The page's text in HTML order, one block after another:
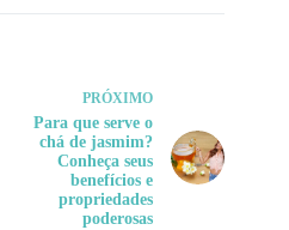
PRÓXIMO
Para que serve o
chá de jasmim?
Conheça seus
benefícios e
propriedades
poderosas